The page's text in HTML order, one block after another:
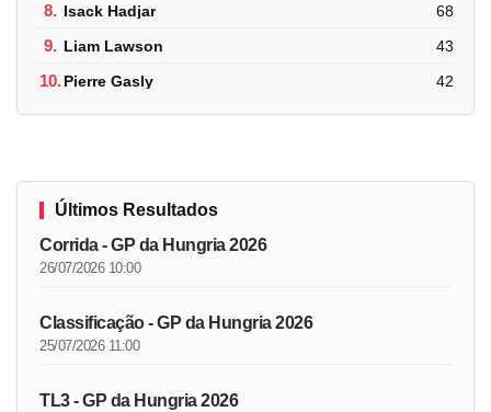
8. Isack Hadjar 68
9. Liam Lawson 43
10.Pierre Gasly 42
Últimos Resultados
Corrida - GP da Hungria 2026
26/07/2026 10:00
Classificação - GP da Hungria 2026
25/07/2026 11:00
TL3 - GP da Hungria 2026